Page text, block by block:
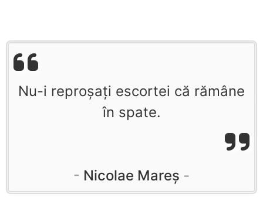
Nu-i reproşaţi escortei că rămâne
în spate.
Nicolae Mareș